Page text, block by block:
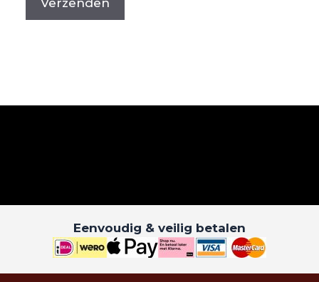
Eenvoudig & veilig betalen